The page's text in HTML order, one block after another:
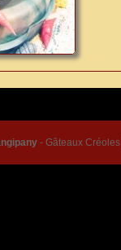
- Gâteaux Créoles